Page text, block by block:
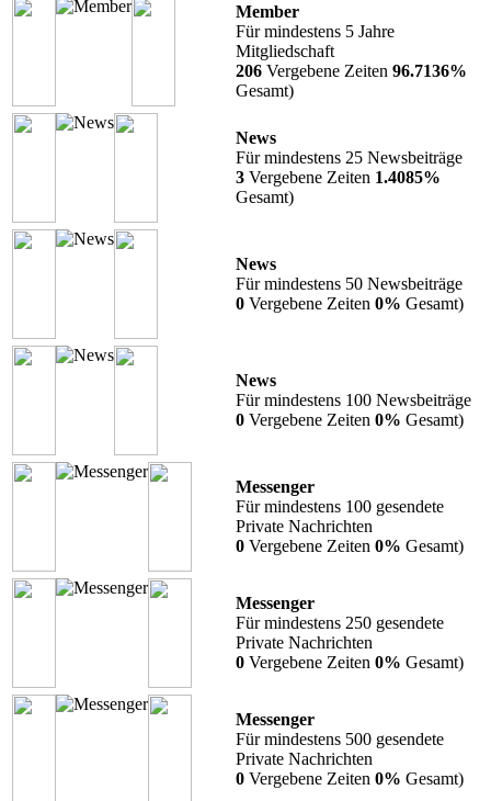
Member
Für mindestens 5 Jahre
Mitgliedschaft
206 Vergebene Zeiten 96.7136%
Gesamt)
News
Für mindestens 25 Newsbeiträge
3 Vergebene Zeiten 1.4085%
Gesamt)
News
Für mindestens 50 Newsbeiträge
0 Vergebene Zeiten 0% Gesamt)
News
Für mindestens 100 Newsbeiträge
0 Vergebene Zeiten 0% Gesamt)
Messenger
Für mindestens 100 gesendete
Private Nachrichten
0 Vergebene Zeiten 0% Gesamt)
Messenger
Für mindestens 250 gesendete
Private Nachrichten
0 Vergebene Zeiten 0% Gesamt)
Messenger
Für mindestens 500 gesendete
Private Nachrichten
0 Vergebene Zeiten 0% Gesamt)